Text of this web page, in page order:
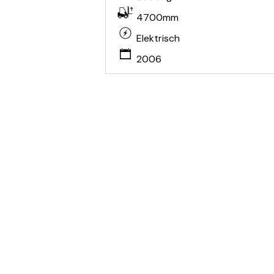
4700mm
Elektrisch
2006